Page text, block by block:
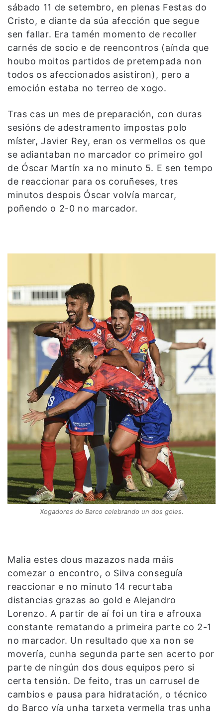
sábado 11 de setembro, en plenas Festas do
Cristo, e diante da súa afección que segue
sen fallar. Era tamén momento de recoller
carnés de socio e de reencontros (aínda que
houbo moitos partidos de pretempada non
todos os afeccionados asistiron), pero a
emoción estaba no terreo de xogo.
Tras cas un mes de preparación, con duras
sesións de adestramento impostas polo
míster, Javier Rey, eran os vermellos os que
se adiantaban no marcador co primeiro gol
de Óscar Martín xa no minuto 5. E sen tempo
de reaccionar para os coruñeses, tres
minutos despois Óscar volvía marcar,
poñendo o 2-0 no marcador.
Xogadores do Barco celebrando un dos goles.
Malia estes dous mazazos nada máis
comezar o encontro, o Silva conseguía
reaccionar e no minuto 14 recurtaba
distancias grazas ao gold e Alejandro
Lorenzo. A partir de aí foi un tira e afrouxa
constante rematando a primeira parte co 2-1
no marcador. Un resultado que xa non se
movería, cunha segunda parte sen acerto por
parte de ningún dos dous equipos pero si
certa tensión. De feito, tras un carrusel de
cambios e pausa para hidratación, o técnico
do Barco vía unha tarxeta vermella tras unha